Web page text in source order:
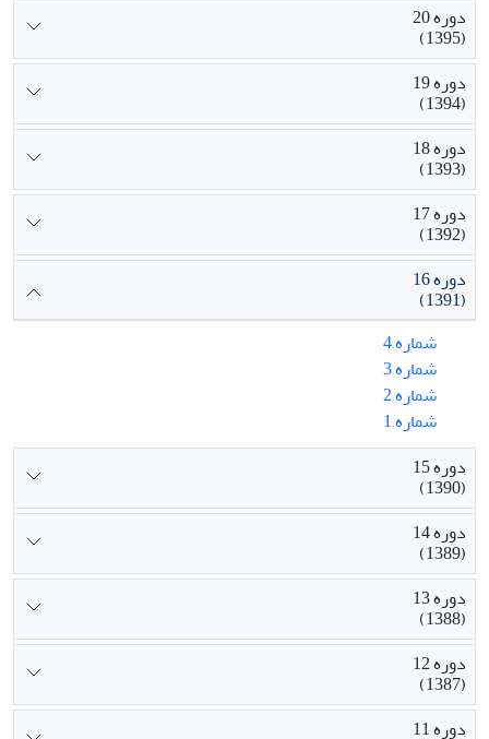
دوره 20
(1395)
دوره 19
(1394)
دوره 18
(1393)
دوره 17
(1392)
دوره 16
(1391)
شماره 4
شماره 3
شماره 2
شماره 1
دوره 15
(1390)
دوره 14
(1389)
دوره 13
(1388)
دوره 12
(1387)
دوره 11